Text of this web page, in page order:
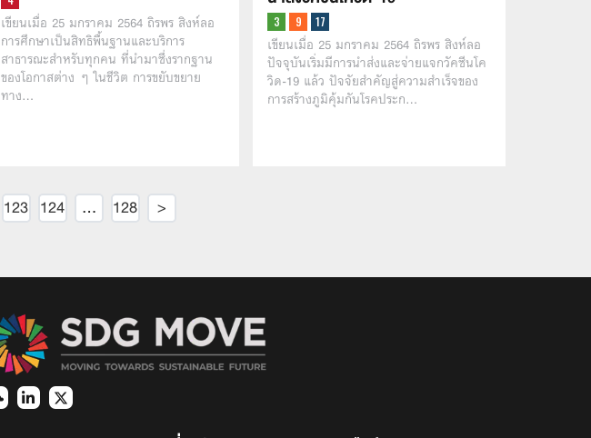
เขียนเมื่อ 25 มกราคม 2564 ถิรพร สิงห์ลอ
การศึกษาเป็นสิทธิพื้นฐานและบริการ
สาธารณะสำหรับทุกคน ที่นำมาซึ่งรากฐาน
ของโอกาสต่าง ๆ ในชีวิต การขยับขยาย
ทาง…
เขียนเมื่อ 25 มกราคม 2564 ถิรพร สิงห์ลอ
ปัจจุบันเริ่มมีการนำส่งและจ่ายแจกวัคซีนโค
วิด-19 แล้ว ปัจจัยสำคัญสู่ความสำเร็จของ
การสร้างภูมิคุ้มกันโรคประก…
123 124 … 128 >